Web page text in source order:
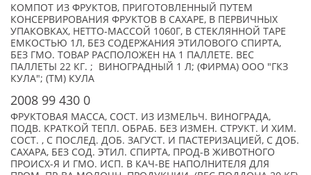
КОМПОТ ИЗ ФРУКТОВ, ПРИГОТОВЛЕННЫЙ ПУТЕМ
КОНСЕРВИРОВАНИЯ ФРУКТОВ В САХАРЕ, В ПЕРВИЧНЫХ
УПАКОВКАХ, НЕТТО-МАССОЙ 1060Г, В СТЕКЛЯННОЙ ТАРЕ
ЕМКОСТЬЮ 1Л, БЕЗ СОДЕРЖАНИЯ ЭТИЛОВОГО СПИРТА,
БЕЗ ГМО. ТОВАР РАСПОЛОЖЕН НА 1 ПАЛЛЕТЕ. ВЕС
ПАЛЛЕТЫ 22 КГ. ; ВИНОГРАДНЫЙ 1 Л; (ФИРМА) ООО "ГКЗ
КУЛА"; (TM) КУЛА
2008 99 430 0
ФРУКТОВАЯ МАССА, СОСТ. ИЗ ИЗМЕЛЬЧ. ВИНОГРАДА,
ПОДВ. КРАТКОЙ ТЕПЛ. ОБРАБ. БЕЗ ИЗМЕН. СТРУКТ. И ХИМ.
СОСТ. , С ПОСЛЕД. ДОБ. ЗАГУСТ. И ПАСТЕРИЗАЦИЕЙ, С ДОБ.
САХАРА, БЕЗ СОД. ЭТИЛ. СПИРТА, ПРОД-В ЖИВОТНОГО
ПРОИСХ-Я И ГМО. ИСП. В КАЧ-ВЕ НАПОЛНИТЕЛЯ ДЛЯ